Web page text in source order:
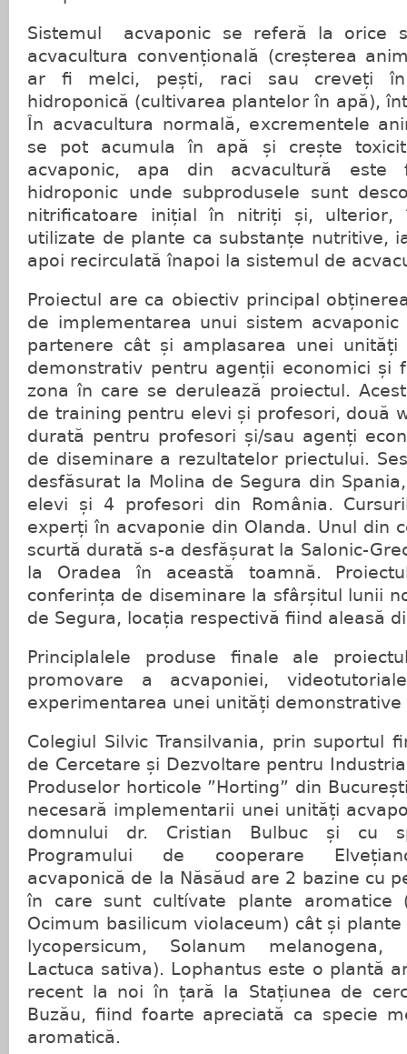
Sistemul acvaponic se referă la orice
acvacultura convențională (creșterea
ar fi melci, pești, raci sau creveți
hidroponică (cultivarea plantelor în apă),
În acvacultura normală, excrementele
se pot acumula în apă și crește
acvaponic, apa din acvacultură este
hidroponic unde subprodusele sunt
nitrificatoare inițial în nitriți și, ulterior,
utilizate de plante ca substanțe nutritive,
apoi recirculată înapoi la sistemul de
Proiectul are ca obiectiv principal
de implementarea unui sistem
partenere cât și amplasarea unei
demonstrativ pentru agenții economici și
zona în care se derulează proiectul.
de training pentru elevi și profesori, două
durată pentru profesori și/sau agenți
de diseminare a rezultatelor priectului.
desfăsurat la Molina de Segura din
elevi și 4 profesori din România.
experți în acvaponie din Olanda. Unul din
scurtă durată s-a desfășurat la Salonic-
la Oradea în această toamnă.
conferința de diseminare la sfârșitul lunii
de Segura, locația respectivă fiind aleasă
Principlalele produse finale ale
promovare a acvaponiei,
experimentarea unei unități demonstrative
Colegiul Silvic Transilvania, prin suportul
de Cercetare și Dezvoltare pentru
Produselor horticole ”Horting” din
necesară implementarii unei unități
domnului dr. Cristian Bulbuc și cu
Programului de cooperare
acvaponică de la Năsăud are 2 bazine cu
în care sunt cultívate plante aromatice
Ocimum basilicum violaceum) cât și
lycopersicum, Solanum melanogena,
Lactuca sativa). Lophantus este o plantă
recent la noi în țară la Stațiunea de
Buzău, fiind foarte apreciată ca specie
aromatică.